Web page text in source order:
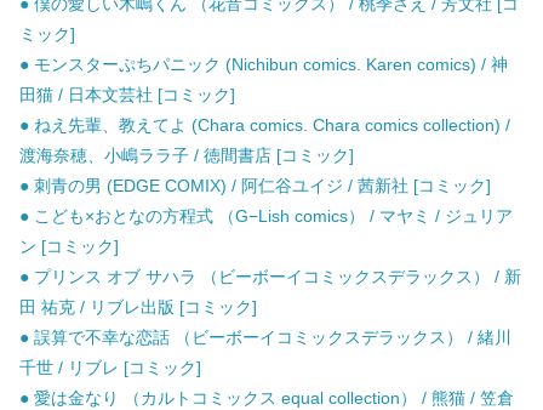
ミック]
● モンスターぷちパニック (Nichibun comics. Karen comics) / 神
田猫 / 日本文芸社 [コミック]
● ねえ先輩、教えてよ (Chara comics. Chara comics collection) /
渡海奈穂、小嶋ララ子 / 徳間書店 [コミック]
● 刺青の男 (EDGE COMIX) / 阿仁谷ユイジ / 茜新社 [コミック]
● こども×おとなの方程式 （G−Lish comics） / マヤミ / ジュリア
ン [コミック]
● プリンス オブ サハラ （ビーボーイコミックスデラックス） / 新
田 祐克 / リブレ出版 [コミック]
● 誤算で不幸な恋話 （ビーボーイコミックスデラックス） / 緒川
千世 / リブレ [コミック]
● 愛は金なり （カルトコミックス equal collection） / 熊猫 / 笠倉